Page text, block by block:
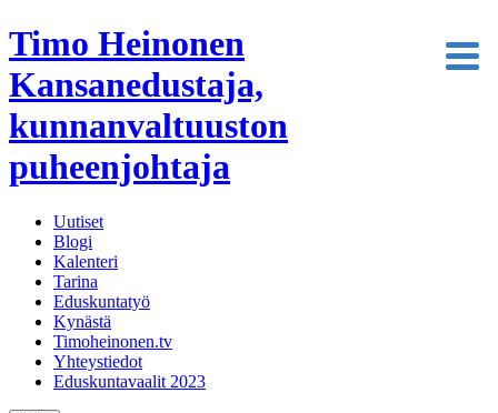
Timo Heinonen
Kansanedustaja,
kunnanvaltuuston
puheenjohtaja
Uutiset
Blogi
Kalenteri
Tarina
Eduskuntatyö
Kynästä
Timoheinonen.tv
Yhteystiedot
Eduskuntavaalit 2023